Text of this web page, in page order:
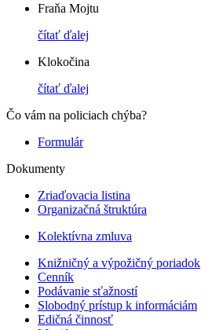
Fraňa Mojtu
čítať ďalej
Klokočina
čítať ďalej
Čo vám na policiach chýba?
Formulár
Dokumenty
Zriaďovacia listina
Organizačná štruktúra
Kolektívna zmluva
Knižničný a výpožičný poriadok
Cenník
Podávanie sťažností
Slobodný prístup k informáciám
Edičná činnosť